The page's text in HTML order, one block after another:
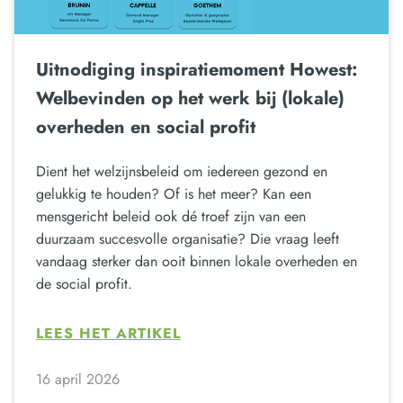
Uitnodiging inspiratiemoment Howest:
Welbevinden op het werk bij (lokale)
overheden en social profit
Dient het welzijnsbeleid om iedereen gezond en
gelukkig te houden? Of is het meer? Kan een
mensgericht beleid ook dé troef zijn van een
duurzaam succesvolle organisatie? Die vraag leeft
vandaag sterker dan ooit binnen lokale overheden en
de social profit.
LEES HET ARTIKEL
16 april 2026